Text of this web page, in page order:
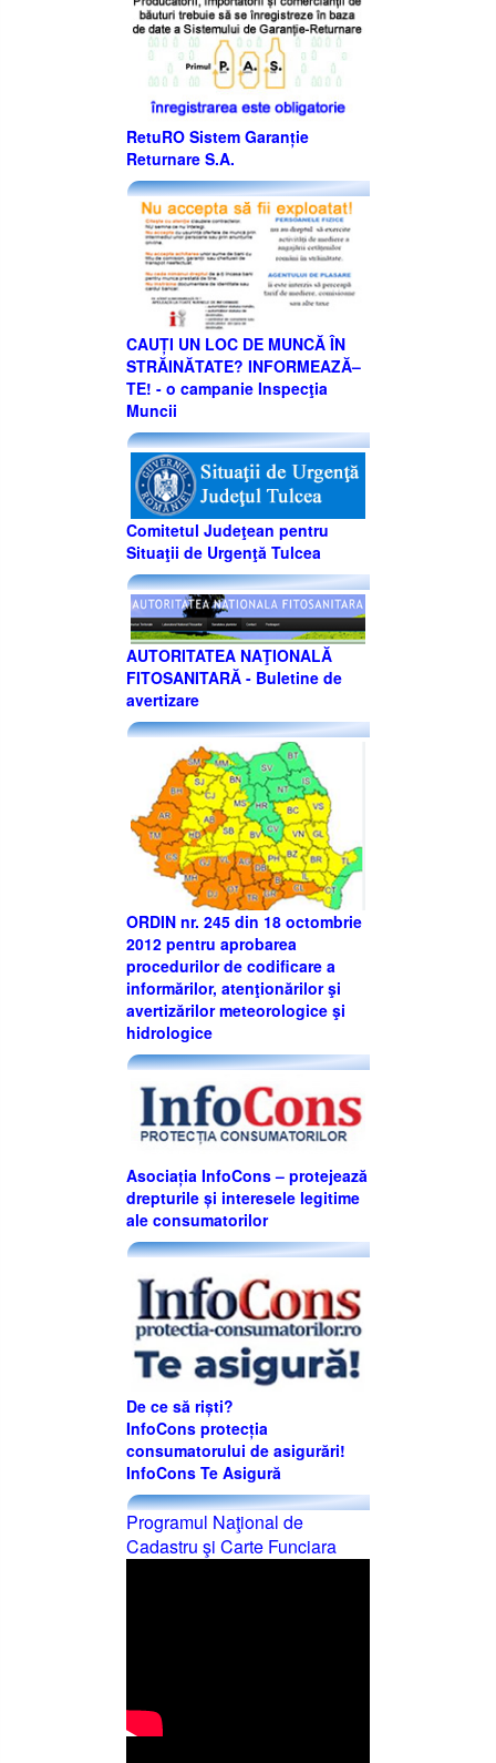
RetuRO Sistem Garanție
Returnare S.A.
CAUȚI UN LOC DE MUNCĂ ÎN
STRĂINĂTATE? INFORMEAZĂ–
TE! - o campanie Inspecţia
Muncii
Comitetul Judeţean pentru
Situaţii de Urgenţă Tulcea
AUTORITATEA NAŢIONALĂ
FITOSANITARĂ - Buletine de
avertizare
ORDIN nr. 245 din 18 octombrie
2012 pentru aprobarea
procedurilor de codificare a
informărilor, atenţionărilor şi
avertizărilor meteorologice şi
hidrologice
Asociația InfoCons – protejează
drepturile și interesele legitime
ale consumatorilor
De ce să riști?
InfoCons protecția
consumatorului de asigurări!
InfoCons Te Asigură
Programul Naţional de
Cadastru şi Carte Funciara